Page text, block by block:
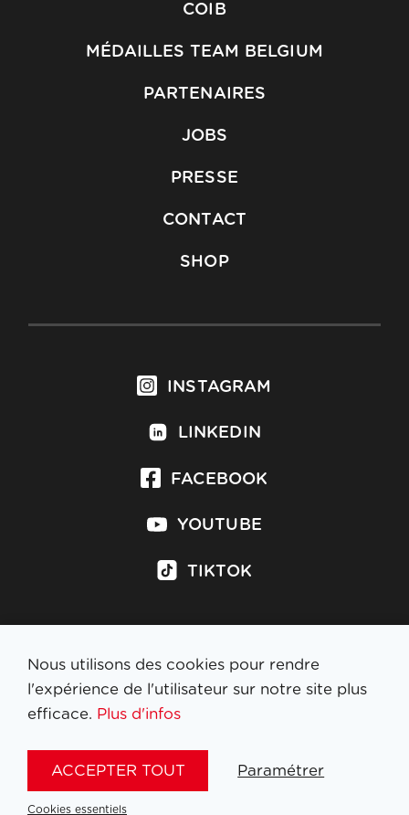
COIB
MÉDAILLES TEAM BELGIUM
PARTENAIRES
JOBS
PRESSE
CONTACT
SHOP
INSTAGRAM
LINKEDIN
FACEBOOK
YOUTUBE
TIKTOK
S'inscrire à la newsletter
Nous utilisons des cookies pour rendre
l'expérience de l'utilisateur sur notre site plus
efficace. Plus d'infos
ACCEPTER TOUT Paramétrer
Cookies essentiels